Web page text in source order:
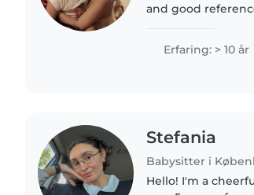
and good
babysitting service..
Erfaring: > 10 år
Stefania
Babysitter i
Hello! I'm a